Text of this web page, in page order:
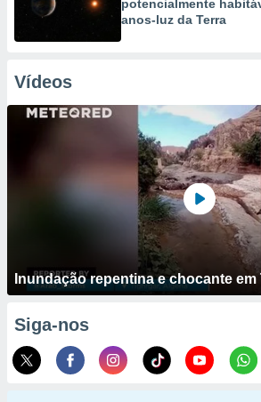
potencialmente
anos-luz da Terra
Vídeos
Inundação repentina e chocante
Siga-nos